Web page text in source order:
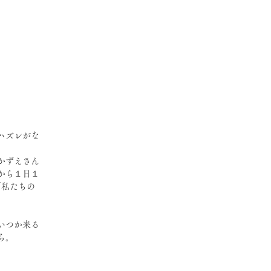
ズレがな
ずえさん
ら１日１
たちの
つか来る
。